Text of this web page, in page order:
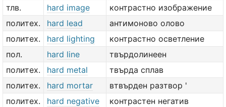
тлв.
hard image
контрастно изображение
политех.
hard lead
антимоново олово
политех.
hard lighting
контрастно осветление
пол.
hard line
твърдолинеен
политех.
hard metal
твърда сплав
политех.
hard mortar
втвърден разтвор '
политех.
hard negative контрастен негатив